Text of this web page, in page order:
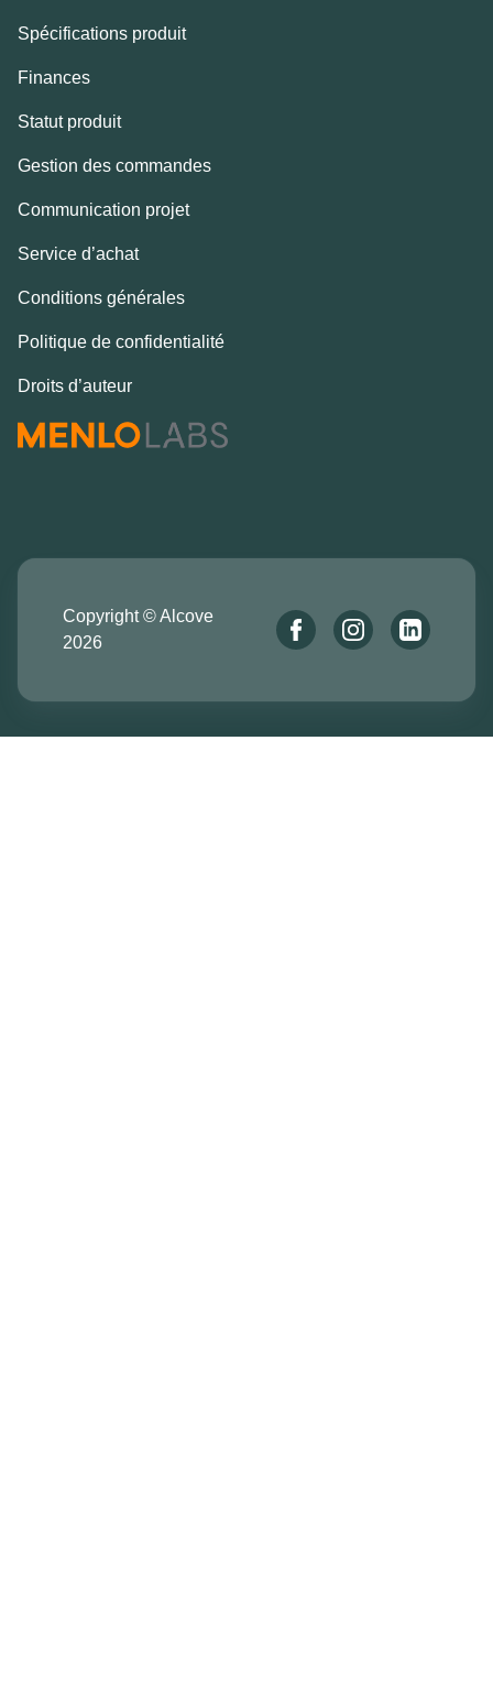
Spécifications produit
Finances
Statut produit
Gestion des commandes
Communication projet
Service d’achat
Conditions générales
Politique de confidentialité
Droits d’auteur
Copyright © Alcove
2026